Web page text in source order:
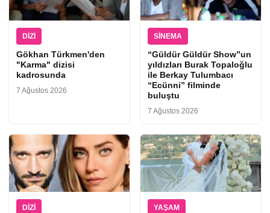
DIZI
Gökhan Türkmen'den
"Karma" dizisi
kadrosunda
7 Ağustos 2026
SINEMA
“Güldür Güldür Show”un
yıldızları Burak Topaloğlu
ile Berkay Tulumbacı
“Ecünni” filminde
buluştu
7 Ağustos 2026
DIZI YAŞAM